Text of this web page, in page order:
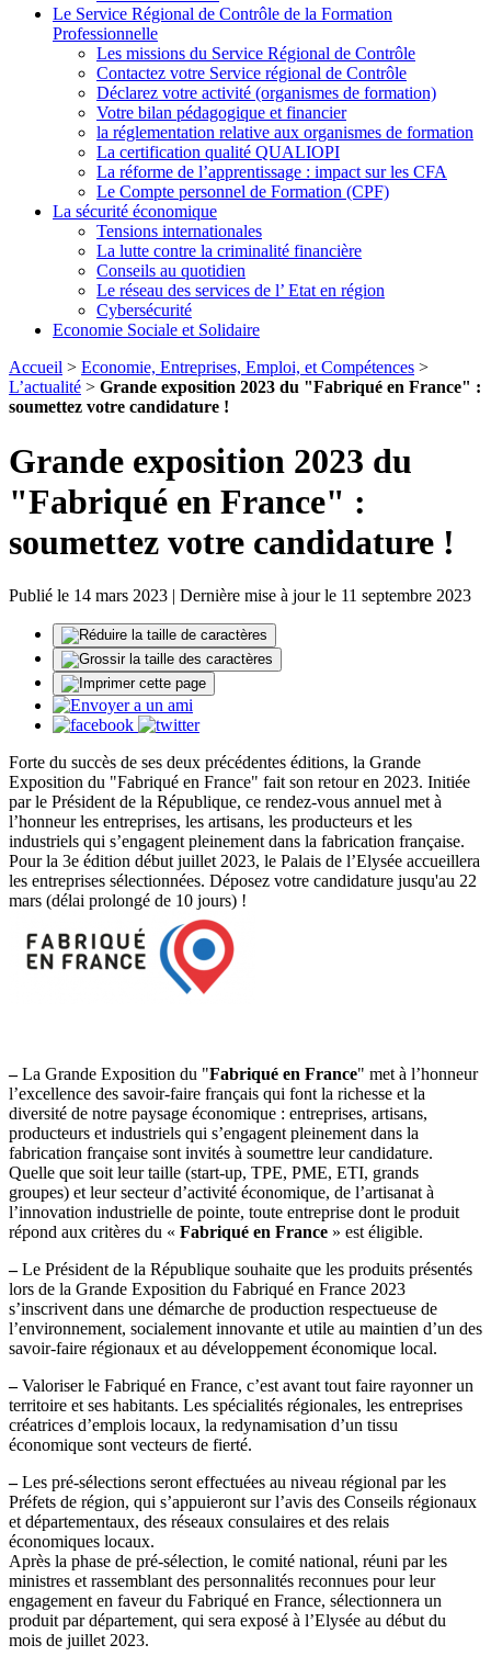
Le Service Régional de Contrôle de la Formation
Professionnelle
Les missions du Service Régional de Contrôle
Contactez votre Service régional de Contrôle
Déclarez votre activité (organismes de formation)
Votre bilan pédagogique et financier
la réglementation relative aux organismes de formation
La certification qualité QUALIOPI
La réforme de l’apprentissage : impact sur les CFA
Le Compte personnel de Formation (CPF)
La sécurité économique
Tensions internationales
La lutte contre la criminalité financière
Conseils au quotidien
Le réseau des services de l’ Etat en région
Cybersécurité
Economie Sociale et Solidaire
Accueil > Economie, Entreprises, Emploi, et Compétences >
L’actualité > Grande exposition 2023 du "Fabriqué en France" :
soumettez votre candidature !
Grande exposition 2023 du
"Fabriqué en France" :
soumettez votre candidature !
Publié le 14 mars 2023 | Dernière mise à jour le 11 septembre 2023
Forte du succès de ses deux précédentes éditions, la Grande
Exposition du "Fabriqué en France" fait son retour en 2023. Initiée
par le Président de la République, ce rendez-vous annuel met à
l’honneur les entreprises, les artisans, les producteurs et les
industriels qui s’engagent pleinement dans la fabrication française.
Pour la 3e édition début juillet 2023, le Palais de l’Elysée accueillera
les entreprises sélectionnées. Déposez votre candidature jusqu'au 22
mars (délai prolongé de 10 jours) !
–La Grande Exposition du "Fabriqué en France" met à l’honneur
l’excellence des savoir-faire français qui font la richesse et la
diversité de notre paysage économique : entreprises, artisans,
producteurs et industriels qui s’engagent pleinement dans la
fabrication française sont invités à soumettre leur candidature.
Quelle que soit leur taille (start-up, TPE, PME, ETI, grands
groupes) et leur secteur d’activité économique, de l’artisanat à
l’innovation industrielle de pointe, toute entreprise dont le produit
répond aux critères du « Fabriqué en France » est éligible.
–Le Président de la République souhaite que les produits présentés
lors de la Grande Exposition du Fabriqué en France 2023
s’inscrivent dans une démarche de production respectueuse de
l’environnement, socialement innovante et utile au maintien d’un des
savoir-faire régionaux et au développement économique local.
–Valoriser le Fabriqué en France, c’est avant tout faire rayonner un
territoire et ses habitants. Les spécialités régionales, les entreprises
créatrices d’emplois locaux, la redynamisation d’un tissu
économique sont vecteurs de fierté.
–Les pré-sélections seront effectuées au niveau régional par les
Préfets de région, qui s’appuieront sur l’avis des Conseils régionaux
et départementaux, des réseaux consulaires et des relais
économiques locaux.
Après la phase de pré-sélection, le comité national, réuni par les
ministres et rassemblant des personnalités reconnues pour leur
engagement en faveur du Fabriqué en France, sélectionnera un
produit par département, qui sera exposé à l’Elysée au début du
mois de juillet 2023.